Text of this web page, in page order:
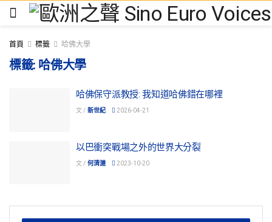
首頁 標籤 哈佛大學
標籤: 哈佛大學
哈佛保守派教授: 我知道哈佛錯在哪裡
文 / 新世紀 2026-04-21
以巴衝突戰場之外的世界大分裂
文 / 何清漣 2023-10-20